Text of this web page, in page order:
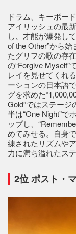
ドラム、キーボー
アイリッシュの最
し、才能が爆発し
of the Other”から
たグリフの歌の存
の“Forgive Myself”
レイを見せてくれ
ーションの日本語
グを求めた
Gold”ではステー
半は“One Night”で
ップし、
めてみせる。自身
練されたリズムや
力に満ち溢れたス
2位 ポスト・